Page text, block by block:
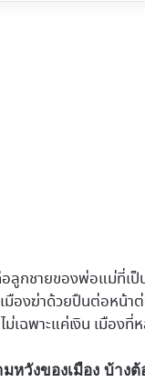
ลูกชายของพ่อแม่ที่
องฆ่าด้วยปืนต่อหน้า
เฉพาะแค่เงิน เมือง
หวังของเมือง บ้างต้